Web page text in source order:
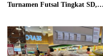
Turnamen Futsal Tingkat SD,